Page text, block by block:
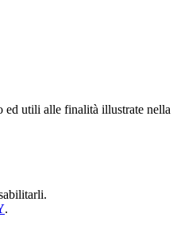
ed utili alle finalità illustrate nella
.